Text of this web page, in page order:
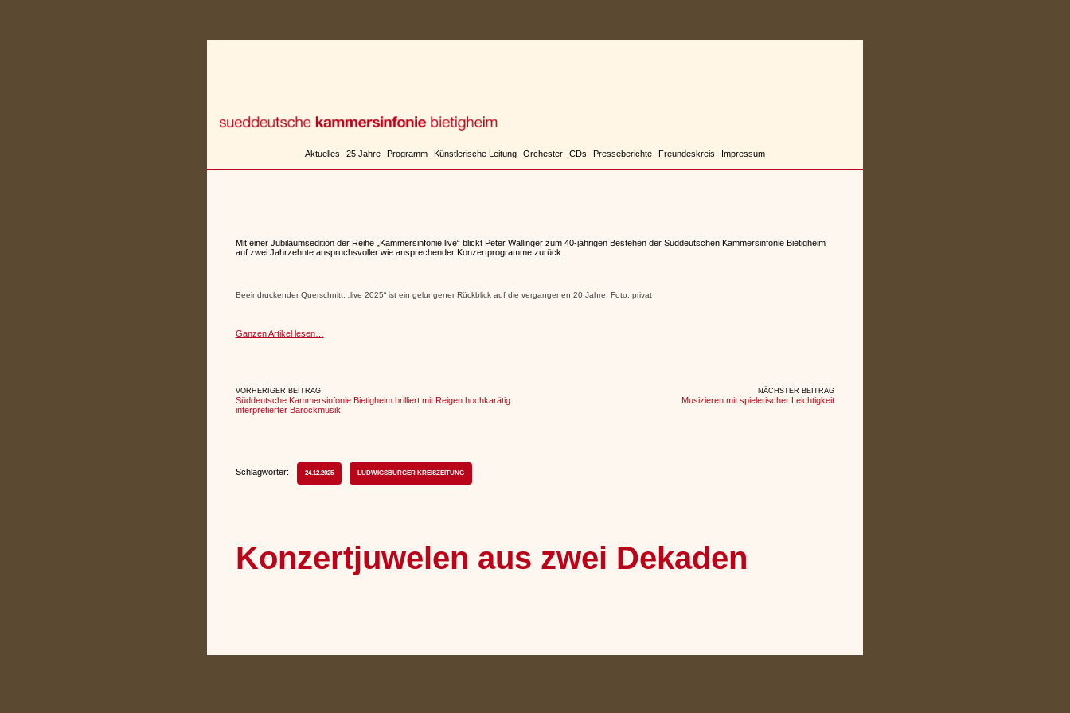
Aktuelles 25 Jahre Programm Künstlerische Leitung Orchester CDs Presseberichte Freundeskreis Impressum
Mit einer Jubiläumsedition der Reihe „Kammersinfonie live“ blickt Peter Wallinger zum 40-jährigen Bestehen der Süddeutschen Kammersinfonie Bietigheim
auf zwei Jahrzehnte anspruchsvoller wie ansprechender Konzertprogramme zurück.
Beeindruckender Querschnitt: „live 2025“ ist ein gelungener Rückblick auf die vergangenen 20 Jahre. Foto: privat
Ganzen Artikel lesen…
VORHERIGER BEITRAG
Süddeutsche Kammersinfonie Bietigheim brilliert mit Reigen hochkarätig
interpretierter Barockmusik
NÄCHSTER BEITRAG
Musizieren mit spielerischer Leichtigkeit
Schlagwörter: 24.12.2025 LUDWIGSBURGER KREISZEITUNG
Konzertjuwelen aus zwei Dekaden